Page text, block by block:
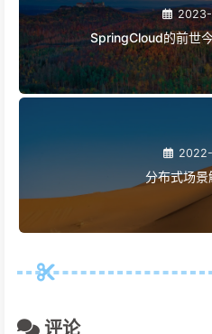
2023-
SpringCloud的前世
分布式场景
评论